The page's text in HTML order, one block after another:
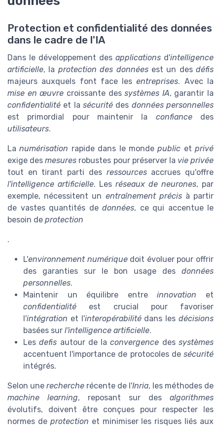
Protection et confidentialité des données
dans le cadre de l'IA
Dans le développement des applications d'intelligence
artificielle, la protection des donnéesest un des défis
majeurs auxquels font face lesentreprises. Avec la
mise en œuvre croissante dessystèmes IA, garantir la
confidentialité et la sécurité des données personnelles
est primordial pour maintenir la confiancedes
utilisateurs.
Lanumérisation rapide dans le mondepublic et privé
exige desmesures robustes pour préserver la vie privée
tout en tirant parti des ressourcesaccrues qu'offre
l'intelligence artificielle. Les réseaux de neurones, par
exemple, nécessitent un entraînement précisà partir
de vastes quantités de données, ce qui accentue le
besoin de protection
.
L'environnement numériquedoit évoluer pour offrir
des garanties sur le bon usage des données
personnelles.
Maintenir un équilibre entreinnovation et
confidentialité est crucial pour favoriser
l'intégration et l'interopérabilitédans lesdécisions
basées sur l'intelligence artificielle.
Lesdefis autour de laconvergence dessystèmes
accentuent l'importance de protocoles de sécurité
intégrés.
Selon une recherche récente de l'Inria, les méthodes de
machine learning, reposant sur des algorithmes
évolutifs, doivent être conçues pour respecter les
normes de protection et minimiser les risques liés aux